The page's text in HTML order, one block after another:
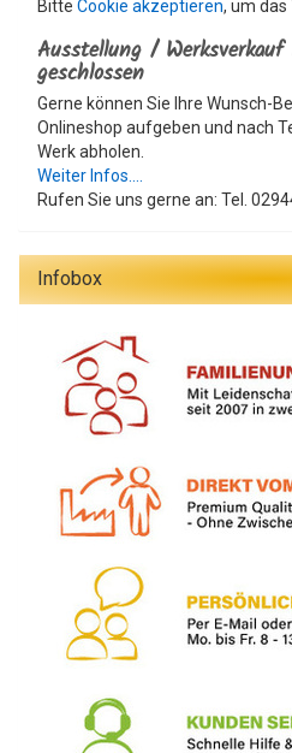
Bitte Cookie akzeptieren, um das
Ausstellung /
geschlossen
Gerne können Sie Ihre Wunsch-
Onlineshop aufgeben und nach
Werk abholen.
Weiter Infos....
Rufen Sie uns gerne an: Tel.
Infobox